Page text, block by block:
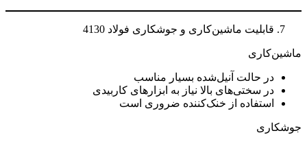
قابلیت ماشین‌کاری و جوشکاری فولاد 4130
ماشین‌کاری
در حالت آنیل‌شده بسیار مناسب
در سختی‌های بالا نیاز به ابزارهای کاربیدی
استفاده از خنک‌کننده ضروری است
جوشکاری